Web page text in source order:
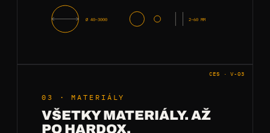
Ø 40–3000 2–60 MM
CES · V-03
03 · MATERIÁLY
VŠETKY MATERIÁLY. AŽ
PO HARDOX.